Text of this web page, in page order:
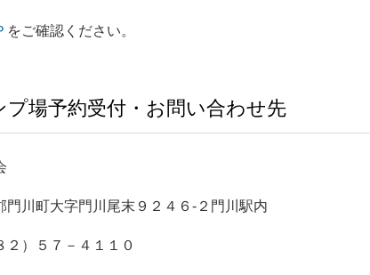
をご確認ください。
プ場予約受付・お問い合わせ先
門川町大字門川尾末９２４６-２門川駅内
２）５７－４１１０